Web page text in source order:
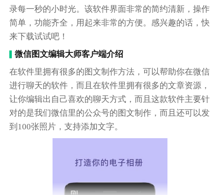
录每一秒的小时光。该软件界面非常的简约清新，操作
简单，功能齐全，用起来非常的方便。感兴趣的话，快
来下载试试吧！
微信图文编辑大师客户端介绍
在软件里拥有很多的图文制作方法，可以帮助你在微信
进行聊天的软件，而且在软件里拥有很多的文章资源，
让你编辑出自己喜欢的聊天方式，而且这款软件主要针
对的是我们微信里的公众号的图文制作，而且还可以发
到100张照片，支持添加文字。